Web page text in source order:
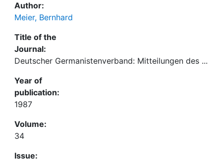
Author:
Meier, Bernhard
Title of the
Journal:
Deutscher Germanistenverband: Mitteilungen des ...
Year of
publication:
1987
Volume:
34
Issue: